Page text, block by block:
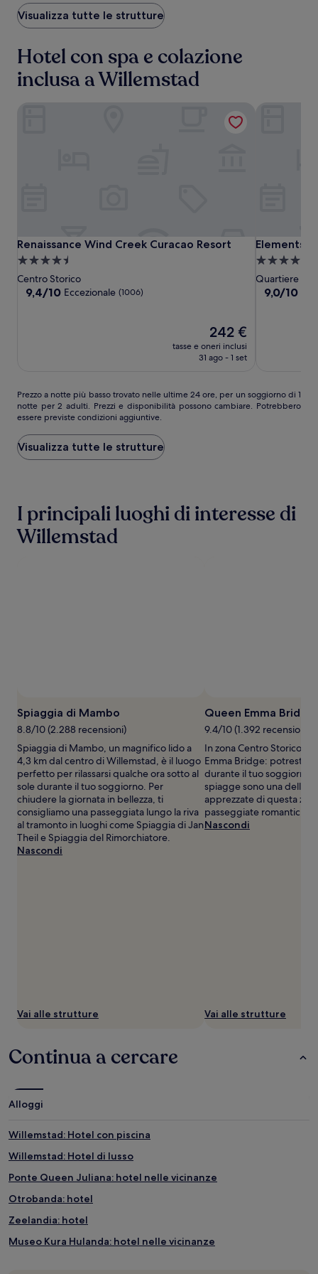
Visualizza tutte le strutture
Hotel con spa e colazione
inclusa a Willemstad
Renaissance
Wind
Creek
Curacao
Resort
Renaissance
Wind
Creek
Curacao
Resort
Renaissance Wind Creek Curacao Resort
Renaissance Wind Creek Curacao Resort
Struttura
a
4.5
Centro Storico
9.4
9,4/10 Eccezionale (1006)
Il
prezzo
attuale
242 €
tasse e oneri inclusi
31 ago - 1 set
Renaissance Wind Creek Curacao Resort
Elements
Hotel
&
Shops
Elements
Elements
Struttura
a
4.0
Quartiere
9.0
9,0/10
Elements
Prezzo
a
notte
più
basso
trovato
ore,
per
un
essere
previste
aggiuntive.
Prezzo a notte più basso trovato nelle ultime 24 ore, per un soggiorno di 1
notte per 2 adulti. Prezzi e disponibilità possono cambiare. Potrebbero
essere previste condizioni aggiuntive.
Visualizza tutte le strutture
I principali luoghi di interesse di
Willemstad
Spiaggia di Mambo
8.8/10 (2.288 recensioni)
Spiaggia di Mambo, un magnifico lido a
4,3 km dal centro di Willemstad, è il luogo
perfetto per rilassarsi qualche ora sotto al
sole durante il tuo soggiorno. Per
chiudere la giornata in bellezza, ti
consigliamo una passeggiata lungo la riva
al tramonto in luoghi come Spiaggia di Jan
Theil e Spiaggia del Rimorchiatore.
Nascondi
Vai alle strutture
Queen Emma Bridge
9.4/10 (1.392 recensioni)
In zona Centro Storico
Emma Bridge: potresti
durante il tuo soggiorno
spiagge sono una delle
apprezzate di questa
passeggiate romantiche.
Nascondi
Vai alle strutture
Continua a cercare
Alloggi
Willemstad: Hotel con piscina
Willemstad: Hotel di lusso
Ponte Queen Juliana: hotel nelle vicinanze
Otrobanda: hotel
Zeelandia: hotel
Museo Kura Hulanda: hotel nelle vicinanze